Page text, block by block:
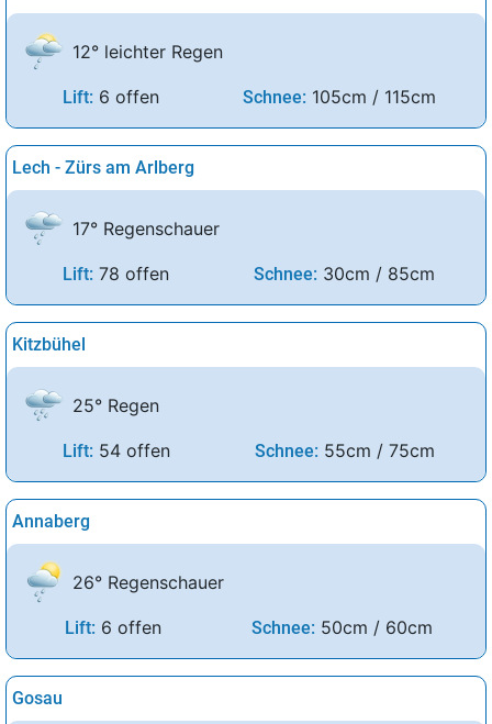
12° leichter Regen
Lift: 6 offen Schnee: 105cm / 115cm
Lech - Zürs am Arlberg
17° Regenschauer
Lift: 78 offen Schnee: 30cm / 85cm
Kitzbühel
25° Regen
Lift: 54 offen Schnee: 55cm / 75cm
Annaberg
26° Regenschauer
Lift: 6 offen Schnee: 50cm / 60cm
Gosau